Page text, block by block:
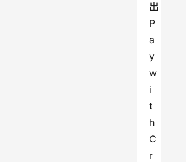
出
P
a
y
w
i
t
h
C
r